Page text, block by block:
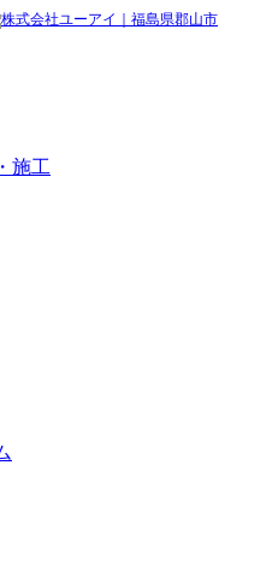
施工